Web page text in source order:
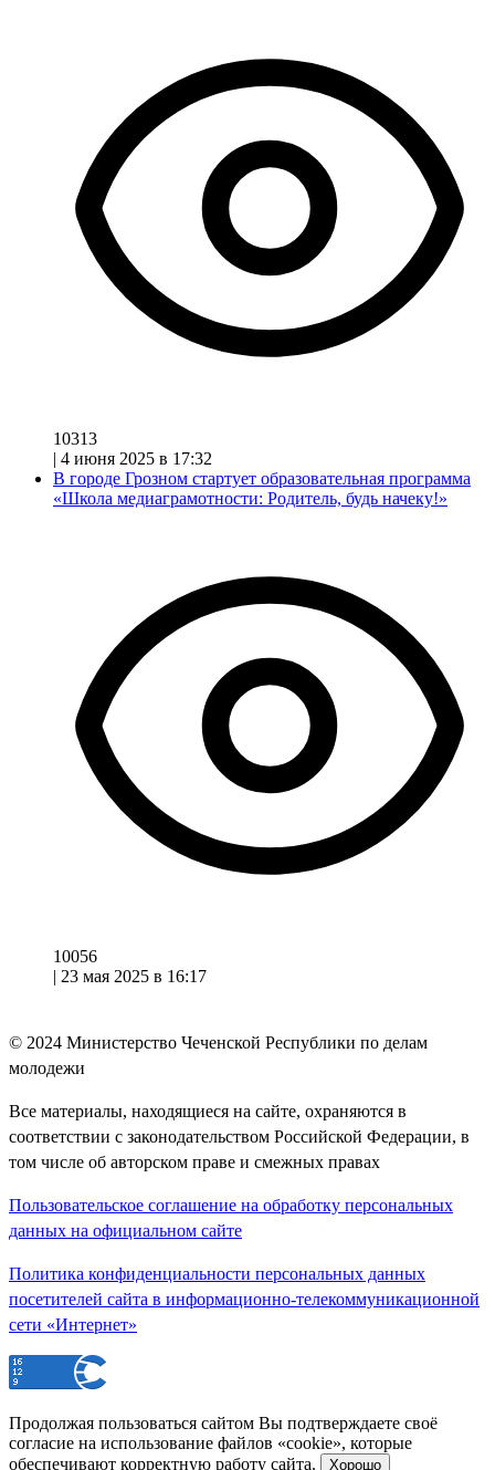
10313
4 июня 2025 в 17:32
В городе Грозном стартует образовательная программа
«Школа медиаграмотности: Родитель, будь начеку!»
10056
23 мая 2025 в 16:17
© 2024 Министерство Чеченской Республики по делам
молодежи
Все материалы, находящиеся на сайте, охраняются в
соответствии с законодательством Российской Федерации, в
том числе об авторском праве и смежных правах
Пользовательское соглашение на обработку персональных
данных на официальном сайте
Политика конфиденциальности персональных данных
посетителей сайта в информационно-телекоммуникационной
сети «Интернет»
Продолжая пользоваться сайтом Вы подтверждаете своё
согласие на использование файлов «cookie», которые
обеспечивают корректную работу сайта.
Хорошо